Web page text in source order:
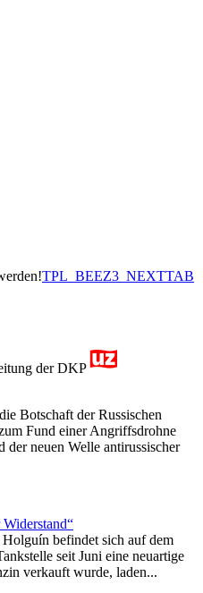
TPL_BEEZ3_NEXTTAB
der DKP
Botschaft der Russischen
Fund einer Angriffsdrohne
neuen Welle antirussischer
befindet sich auf dem
seit Juni eine neuartige
verkauft wurde, laden...